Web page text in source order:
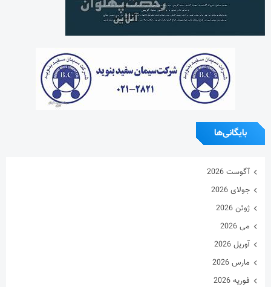
بایگانی‌ها
آگوست 2026
جولای 2026
ژوئن 2026
می 2026
آوریل 2026
مارس 2026
فوریه 2026